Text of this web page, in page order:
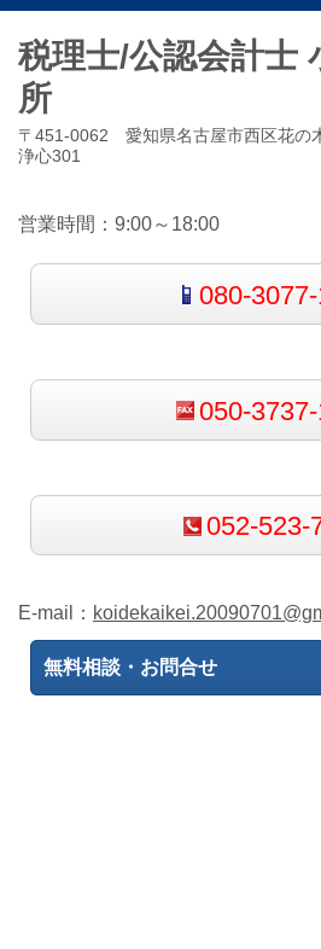
税理士/公認会計士
所
〒451-0062 愛知県名古屋市西区花の
浄心301
営業時間：9:00～18:00
080-
050-
052-523-
E-mail：
無料相談・お問合せ